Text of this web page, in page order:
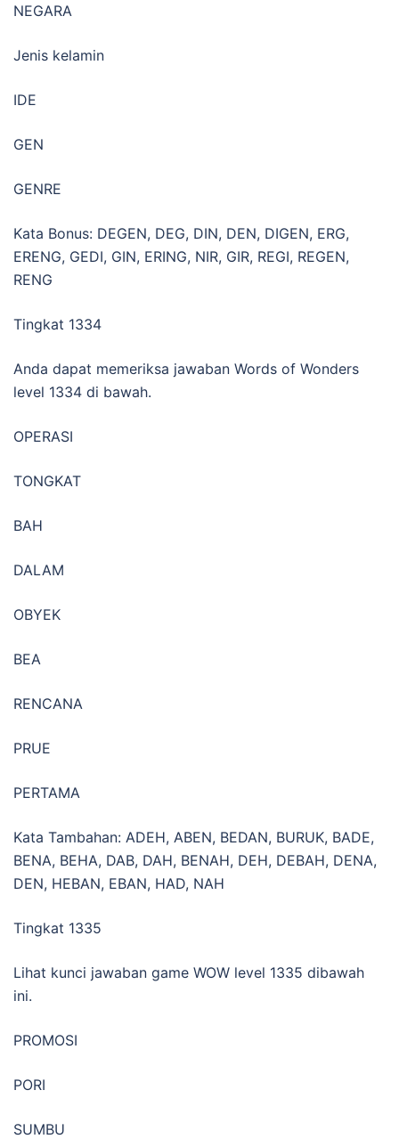
NEGARA
Jenis kelamin
IDE
GEN
GENRE
Kata Bonus: DEGEN, DEG, DIN, DEN, DIGEN, ERG,
ERENG, GEDI, GIN, ERING, NIR, GIR, REGI, REGEN,
RENG
Tingkat 1334
Anda dapat memeriksa jawaban Words of Wonders
level 1334 di bawah.
OPERASI
TONGKAT
BAH
DALAM
OBYEK
BEA
RENCANA
PRUE
PERTAMA
Kata Tambahan: ADEH, ABEN, BEDAN, BURUK, BADE,
BENA, BEHA, DAB, DAH, BENAH, DEH, DEBAH, DENA,
DEN, HEBAN, EBAN, HAD, NAH
Tingkat 1335
Lihat kunci jawaban game WOW level 1335 dibawah
ini.
PROMOSI
PORI
SUMBU